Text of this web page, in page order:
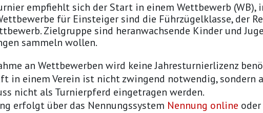
empfiehlt sich der Start in einem Wettbewerb
für Einsteiger sind die Führzügelklasse, der
Zielgruppe sind heranwachsende Kinder und
sammeln wollen.
an Wettbewerben wird keine Jahresturnierlizenz
in einem Verein ist nicht zwingend notwendig, sondern
nicht als Turnierpferd eingetragen werden.
erfolgt über das Nennungssystem Nennung online